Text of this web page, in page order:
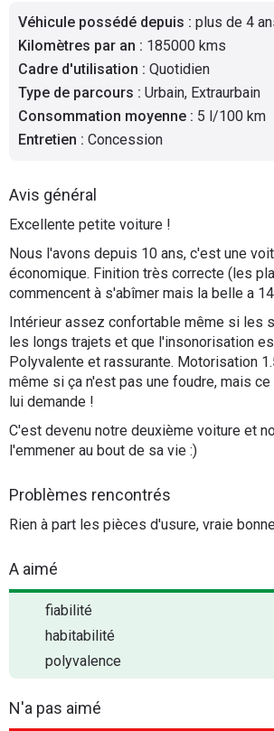
Flottes
Auto
Services
Moto
Marques
Véhicule possédé depuis : plus de 4
Kilomètres par an : 185000 kms
Cadre d'utilisation : Quotidien
Type de parcours : Urbain, Extraurbain
Consommation moyenne : 5 l/100 km
Entretien : Concession
Avis général
Excellente petite voiture !
Nous l'avons depuis 10 ans, c'est une
économique. Finition très correcte (les
commencent à s'abîmer mais la belle a
Intérieur assez confortable même si les
les longs trajets et que l'insonorisation
Polyvalente et rassurante. Motorisation
même si ça n'est pas une foudre, mais
lui demande !
C'est devenu notre deuxième voiture et
l'emmener au bout de sa vie :)
Problèmes rencontrés
Rien à part les pièces d'usure, vraie
A aimé
fiabilité
habitabilité
polyvalence
N'a pas aimé